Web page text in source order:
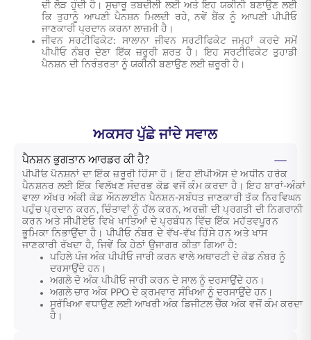
ਦੀ ਲੋੜ ਹੁੰਦੀ ਹੈ। ਸੁਚਾਰੂ ਤਬਦੀਲੀ ਲਈ ਅਤੇ ਇਹ ਯਕੀਨੀ ਬਣਾਉਣ ਲਈ
ਕਿ ਤੁਹਾਨੂੰ ਆਪਣੀ ਪੈਨਸ਼ਨ ਮਿਲਦੀ ਰਹੇ, ਨਵੇਂ ਬੈਂਕ ਨੂੰ ਆਪਣੀ ਪੀਪੀਓ
ਜਾਣਕਾਰੀ ਪ੍ਰਦਾਨ ਕਰਨਾ ਲਾਜ਼ਮੀ ਹੈ।
ਜੀਵਨ ਸਰਟੀਫਿਕੇਟ: ਸਾਲਾਨਾ ਜੀਵਨ ਸਰਟੀਫਿਕੇਟ ਜਮ੍ਹਾਂ ਕਰਦੇ ਸਮੇਂ
ਪੀਪੀਓ ਨੰਬਰ ਦੇਣਾ ਇੱਕ ਜ਼ਰੂਰੀ ਸ਼ਰਤ ਹੈ। ਇਹ ਸਰਟੀਫਿਕੇਟ ਤੁਹਾਡੀ
ਪੈਨਸ਼ਨ ਦੀ ਨਿਰੰਤਰਤਾ ਨੂੰ ਯਕੀਨੀ ਬਣਾਉਣ ਲਈ ਜ਼ਰੂਰੀ ਹੈ।
ਅਕਸਰ ਪੁੱਛੇ ਜਾਂਦੇ ਸਵਾਲ
ਪੈਨਸ਼ਨ ਭੁਗਤਾਨ ਆਰਡਰ ਕੀ ਹੈ?
ਪੀਪੀਓ ਪੈਨਸ਼ਨਾਂ ਦਾ ਇੱਕ ਜ਼ਰੂਰੀ ਹਿੱਸਾ ਹੈ। ਇਹ ਈਪੀਐਸ ਦੇ ਅਧੀਨ ਹਰੇਕ
ਪੈਨਸ਼ਨਰ ਲਈ ਇੱਕ ਵਿਲੱਖਣ ਸੰਦਰਭ ਕੋਡ ਵਜੋਂ ਕੰਮ ਕਰਦਾ ਹੈ। ਇਹ ਬਾਰਾਂ-ਅੰਕਾਂ
ਵਾਲਾ ਅੱਖਰ ਅੰਕੀ ਕੋਡ ਔਨਲਾਈਨ ਪੈਨਸ਼ਨ-ਸਬੰਧਤ ਜਾਣਕਾਰੀ ਤੱਕ ਨਿਰਵਿਘਨ
ਪਹੁੰਚ ਪ੍ਰਦਾਨ ਕਰਨ, ਚਿੰਤਾਵਾਂ ਨੂੰ ਹੱਲ ਕਰਨ, ਅਰਜ਼ੀ ਦੀ ਪ੍ਰਗਤੀ ਦੀ ਨਿਗਰਾਨੀ
ਕਰਨ ਅਤੇ ਸੀਪੀਏਓ ਵਿਖੇ ਖਾਤਿਆਂ ਦੇ ਪ੍ਰਬੰਧਨ ਵਿੱਚ ਇੱਕ ਮਹੱਤਵਪੂਰਨ
ਭੂਮਿਕਾ ਨਿਭਾਉਂਦਾ ਹੈ। ਪੀਪੀਓ ਨੰਬਰ ਦੇ ਵੱਖ-ਵੱਖ ਹਿੱਸੇ ਹਨ ਅਤੇ ਖਾਸ
ਜਾਣਕਾਰੀ ਰੱਖਦਾ ਹੈ, ਜਿਵੇਂ ਕਿ ਹੇਠਾਂ ਉਜਾਗਰ ਕੀਤਾ ਗਿਆ ਹੈ:
ਪਹਿਲੇ ਪੰਜ ਅੰਕ ਪੀਪੀਓ ਜਾਰੀ ਕਰਨ ਵਾਲੇ ਅਥਾਰਟੀ ਦੇ ਕੋਡ ਨੰਬਰ ਨੂੰ
ਦਰਸਾਉਂਦੇ ਹਨ।
ਅਗਲੇ ਦੋ ਅੰਕ ਪੀਪੀਓ ਜਾਰੀ ਕਰਨ ਦੇ ਸਾਲ ਨੂੰ ਦਰਸਾਉਂਦੇ ਹਨ।
ਅਗਲੇ ਚਾਰ ਅੰਕ PPO ਦੇ ਕ੍ਰਮਵਾਰ ਸੰਖਿਆ ਨੂੰ ਦਰਸਾਉਂਦੇ ਹਨ।
ਸੁਰੱਖਿਆ ਵਧਾਉਣ ਲਈ ਆਖਰੀ ਅੰਕ ਡਿਜੀਟਲ ਚੈੱਕ ਅੰਕ ਵਜੋਂ ਕੰਮ ਕਰਦਾ
ਹੈ।